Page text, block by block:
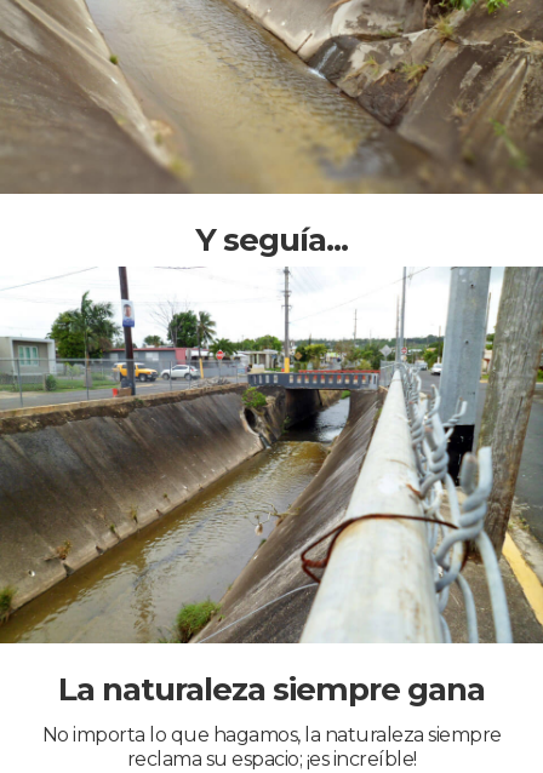
Y seguía...
La naturaleza siempre gana
No importa lo que hagamos, la naturaleza siempre
reclama su espacio; ¡es increíble!